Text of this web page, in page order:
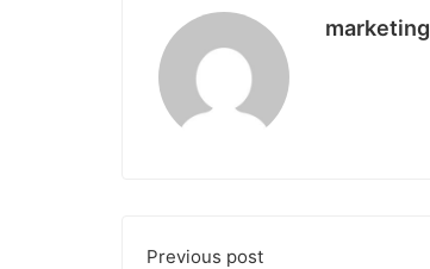
marketing
Previous post